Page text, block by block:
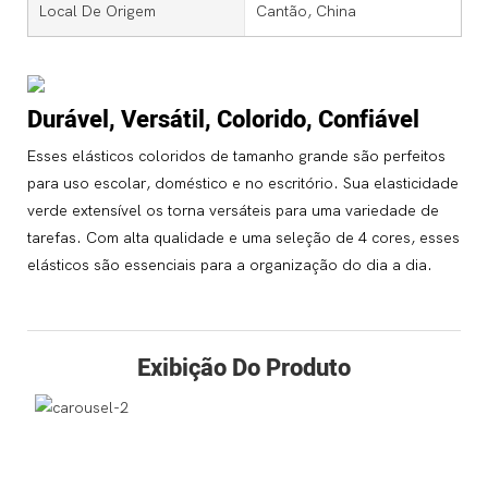
Local De Origem Cantão, China
Durável, Versátil, Colorido, Confiável
Esses elásticos coloridos de tamanho grande são perfeitos
para uso escolar, doméstico e no escritório. Sua elasticidade
verde extensível os torna versáteis para uma variedade de
tarefas. Com alta qualidade e uma seleção de 4 cores, esses
elásticos são essenciais para a organização do dia a dia.
Exibição Do Produto